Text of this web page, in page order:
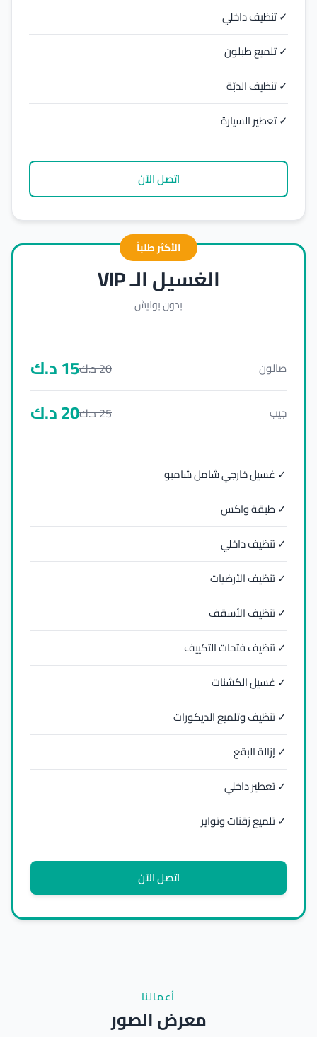
✓ تنظيف داخلي
✓ تلميع طبلون
✓ تنظيف الدبّة
✓ تعطير السيارة
اتصل الآن
الأكثر طلباً
الغسيل الـ VIP
بدون بوليش
صالون 20د.ك15د.ك
جيب 25د.ك20د.ك
✓ غسيل خارجي شامل شامبو
✓ طبقة واكس
✓ تنظيف داخلي
✓ تنظيف الأرضيات
✓ تنظيف الأسقف
✓ تنظيف فتحات التكييف
✓ غسيل الكشنات
✓ تنظيف وتلميع الديكورات
✓ إزالة البقع
✓ تعطير داخلي
✓ تلميع زقنات وتواير
اتصل الآن
أعمالنا
معرض الصور